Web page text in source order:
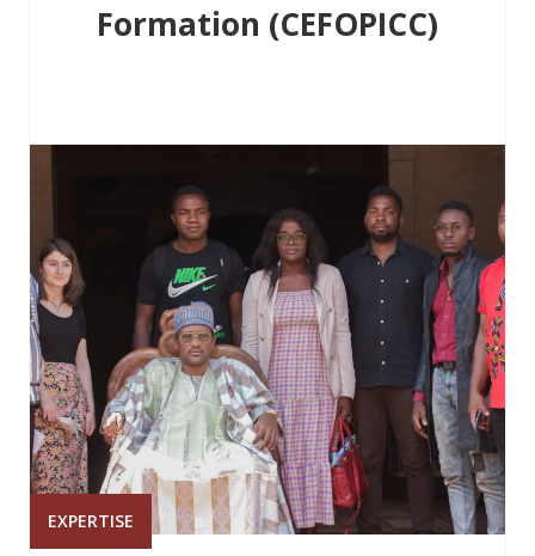
Formation (CEFOPICC)
EXPERTISE